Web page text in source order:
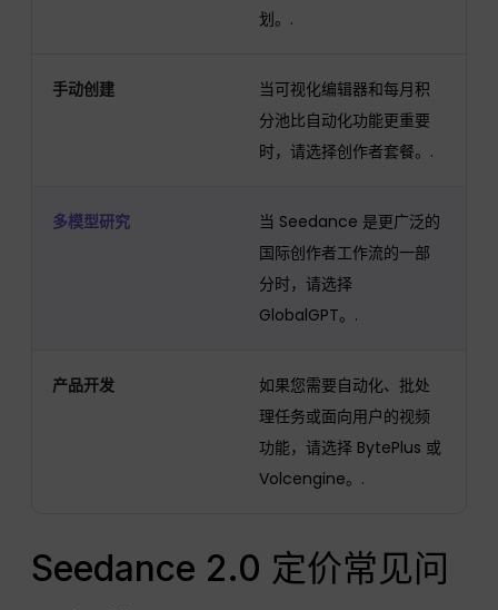
划。.
手动创建
当可视化编辑器和每月积
分池比自动化功能更重要
时，请选择创作者套餐。.
多模型研究
当 Seedance 是更广泛的
国际创作者工作流的一部
分时，请选择
GlobalGPT。.
产品开发
如果您需要自动化、批处
理任务或面向用户的视频
功能，请选择 BytePlus 或
Volcengine。.
Seedance 2.0 定价常见问